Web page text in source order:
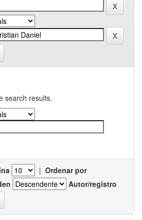
search results.
| Ordenar por
Autor/registro